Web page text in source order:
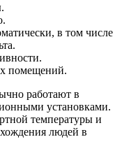
в том числе
помещений.
работают в
установками.
температуры и
людей в